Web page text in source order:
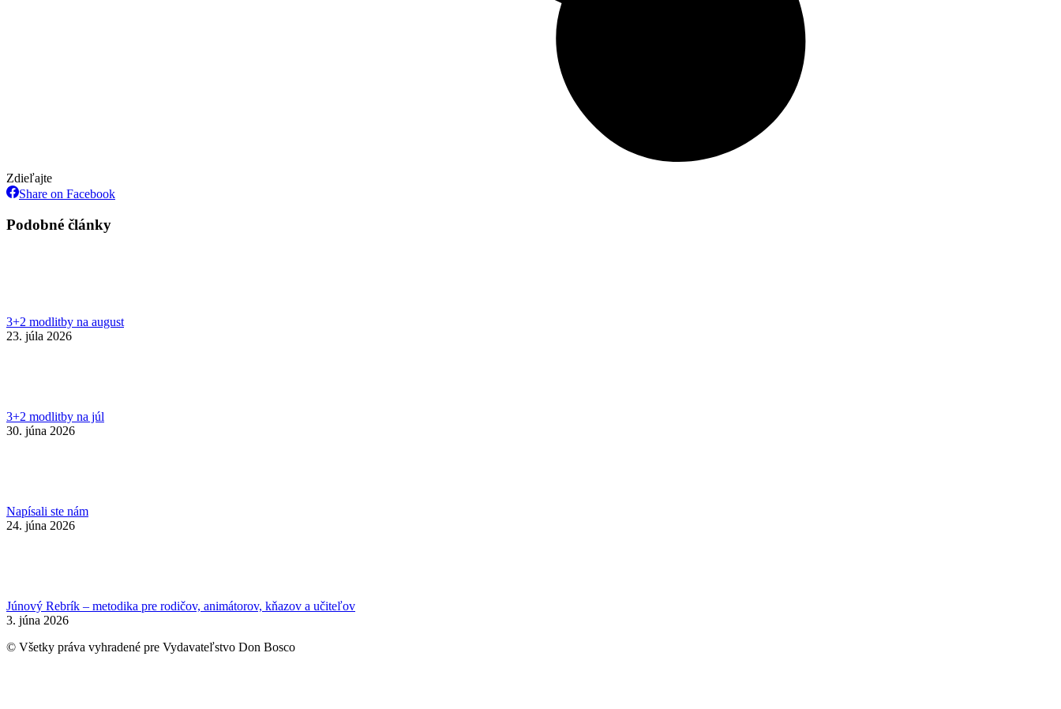
Zdieľajte
Share on FacebookShare
Podobné články
3+2 modlitby na august
23. júla 2026
3+2 modlitby na júl
30. júna 2026
Napísali ste nám
24. júna 2026
Júnový Rebrík – metodika pre rodičov, animátorov, kňazov a učiteľov
3. júna 2026
© Všetky práva vyhradené pre Vydavateľstvo Don Bosco